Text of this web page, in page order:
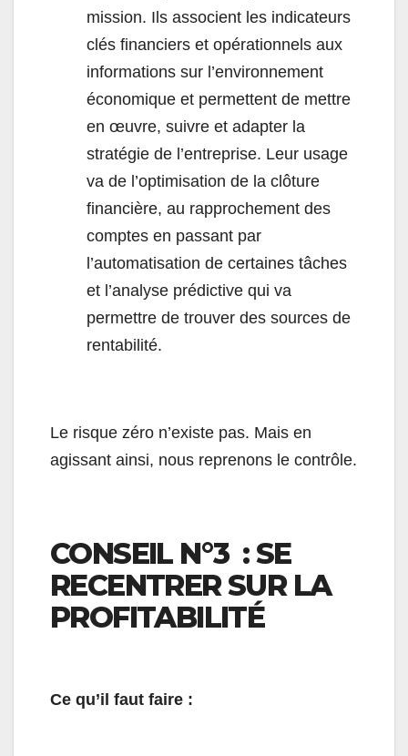
mission. Ils associent les indicateurs
clés financiers et opérationnels aux
informations sur l’environnement
économique et permettent de mettre
en œuvre, suivre et adapter la
stratégie de l’entreprise. Leur usage
va de l’optimisation de la clôture
financière, au rapprochement des
comptes en passant par
l’automatisation de certaines tâches
et l’analyse prédictive qui va
permettre de trouver des sources de
rentabilité.
Le risque zéro n’existe pas. Mais en
agissant ainsi, nous reprenons le contrôle.
CONSEIL N°3 : SE
RECENTRER SUR LA
PROFITABILITÉ
Ce qu’il faut faire :